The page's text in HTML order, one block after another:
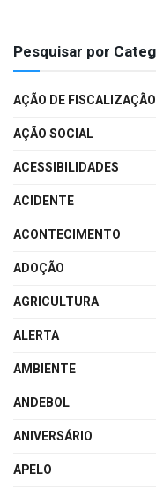
Pesquisar por
AÇÃO DE FISCALIZAÇÃO
AÇÃO SOCIAL
ACESSIBILIDADES
ACIDENTE
ACONTECIMENTO
ADOÇÃO
AGRICULTURA
ALERTA
AMBIENTE
ANDEBOL
ANIVERSÁRIO
APELO